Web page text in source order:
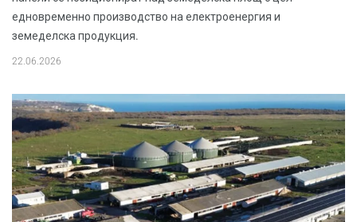
едновременно производство на електроенергия и
земеделска продукция.
22.06.2026